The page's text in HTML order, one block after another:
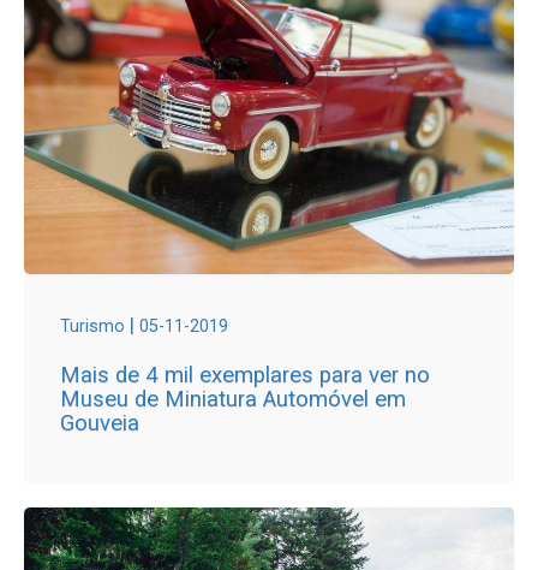
Turismo | 05-11-2019
Mais de 4 mil exemplares para ver no
Museu de Miniatura Automóvel em
Gouveia